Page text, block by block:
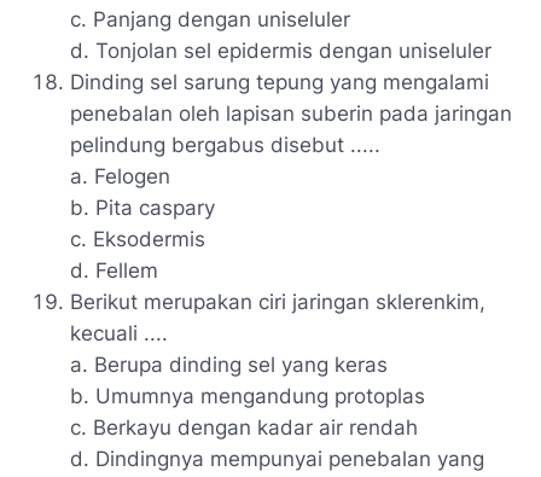
c. Panjang dengan uniseluler
d. Tonjolan sel epidermis dengan uniseluler
Dinding sel sarung tepung yang mengalami
penebalan oleh lapisan suberin pada jaringan
pelindung bergabus disebut .....
a. Felogen
b. Pita caspary
c. Eksodermis
d. Fellem
Berikut merupakan ciri jaringan sklerenkim,
kecuali ....
a. Berupa dinding sel yang keras
b. Umumnya mengandung protoplas
c. Berkayu dengan kadar air rendah
d. Dindingnya mempunyai penebalan yang